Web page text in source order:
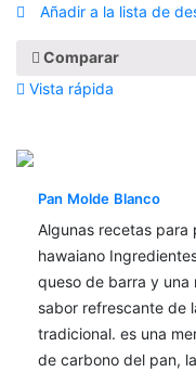
Añadir a la lista de
Comparar
Vista rápida
Pan Molde Blanco
Algunas recetas para
hawaiano
queso de barra y una
sabor refrescante de
tradicional. es una
de carbono del pan,